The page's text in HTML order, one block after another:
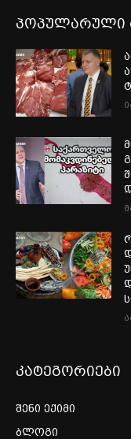
პოპულარული
კატეგორიები
შენი ექიმი
ბლოგი